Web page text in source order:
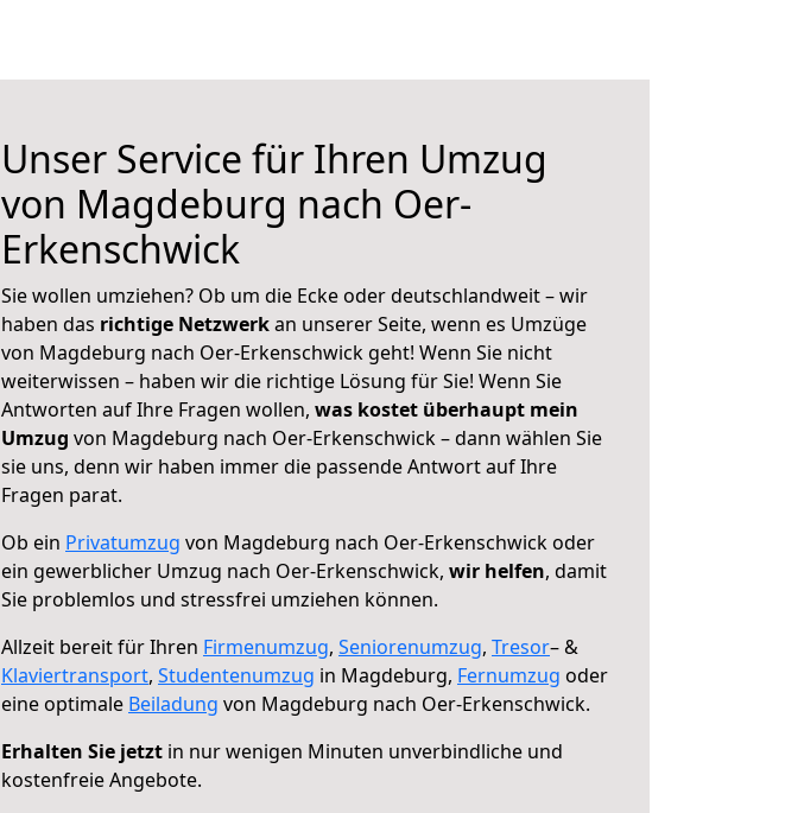
Unser Service für Ihren Umzug
von Magdeburg nach Oer-
Erkenschwick
Sie wollen umziehen? Ob um die Ecke oder deutschlandweit – wir
haben das richtige Netzwerkan unserer Seite, wenn es Umzüge
von Magdeburg nach Oer-Erkenschwick geht! Wenn Sie nicht
weiterwissen – haben wir die richtige Lösung für Sie! Wenn Sie
Antworten auf Ihre Fragen wollen, was kostet überhaupt mein
Umzug von Magdeburg nach Oer-Erkenschwick – dann wählen Sie
sie uns, denn wir haben immer die passende Antwort auf Ihre
Fragen parat.
Ob ein Privatumzug von Magdeburg nach Oer-Erkenschwick oder
ein gewerblicher Umzug nach Oer-Erkenschwick, wir helfen, damit
Sie problemlos und stressfrei umziehen können.
Allzeit bereit für Ihren Firmenumzug, Seniorenumzug, Tresor– &
Klaviertransport, Studentenumzug in Magdeburg, Fernumzug oder
eine optimale Beiladung von Magdeburg nach Oer-Erkenschwick.
Erhalten Sie jetzt in nur wenigen Minuten unverbindliche und
kostenfreie Angebote.